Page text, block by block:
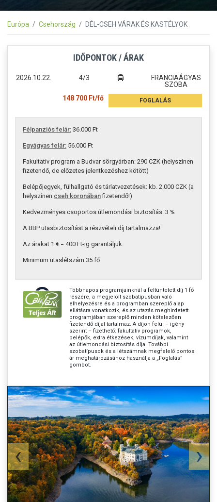
Európa Csehország DÉL-CSEH VÁRAK ÉS KASTÉLYOK
IDŐPONTOK / ÁRAK
2026.10.22. 4/3
FRANCIAÁGYAS
SZOBA
148 700 Ft/fő
FOGLALÁS
Félpanziós felár: 36.000 Ft
Egyágyas felár: 56.000 Ft
Fakultatív program a Budvar sörgyárban: 290 CZK (helyszínen
fizetendő, de előzetes jelentkezéshez kötött)
Belépőjegyek, fülhallgató és tárlatvezetések: kb. 2.000 CZK (a
helyszínen cseh koronábanfizetendő!)
Kedvezményes csoportos útlemondási biztosítás: 3 %
A BBP utasbiztosítást a részvételi díj tartalmazza!
Az árakat 1 € = 400 Ft-ig garantáljuk.
Minimum utaslétszám 35 fő
Többnapos programjainknál a feltüntetett díj 1 fő
részére, a megjelölt szobatípusban való
elhelyezésre és a programban szereplő alap
ellátásra vonatkozik, és az utazás meghirdetett
programjában szereplő minden kötelezően
fizetendő díjat tartalmaz. A díjon felül – igény
szerint – fizethető: fakultatív programok,
belépők, extra étkezések, vízumdíjak, valamint
az útlemondási biztosítás díja. További
szobatípusok és a létszámnak megfelelő pontos
ár meghatározásához használja a „Foglalás”
gombot.